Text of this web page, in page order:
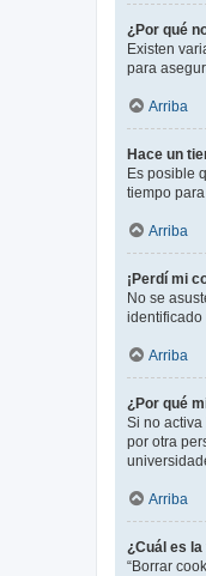
¿Por qué
Existen
para
Arriba
Hace un
Es posible
tiempo
Arriba
¡Perdí mi
No se
identificado
Arriba
¿Por qué
Si no
por otra
Arriba
¿Cuál es
“Borrar